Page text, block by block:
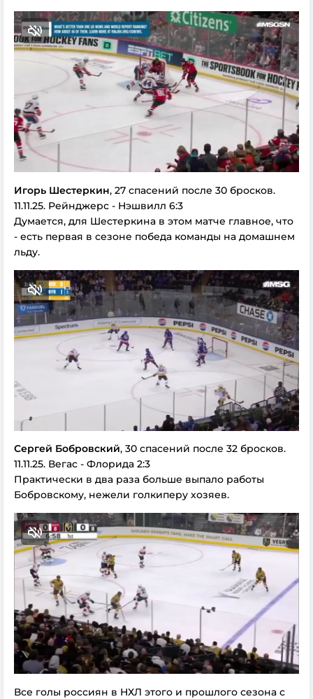
Игорь Шестеркин, 27 спасений после 30 бросков.
11.11.25. Рейнджерс - Нэшвилл 6:3
Думается, для Шестеркина в этом матче главное, что
- есть первая в сезоне победа команды на домашнем
льду.
Сергей Бобровский, 30 спасений после 32 бросков.
11.11.25. Вегас - Флорида 2:3
Практически в два раза больше выпало работы
Бобровскому, нежели голкиперу хозяев.
Все голы россиян в НХЛ этого и прошлого сезона с